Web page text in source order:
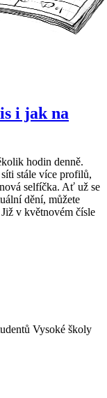
i jak na
hodin denně.
stále více profilů,
selfíčka. Ať už se
dění, můžete
v květnovém čísle
Vysoké školy